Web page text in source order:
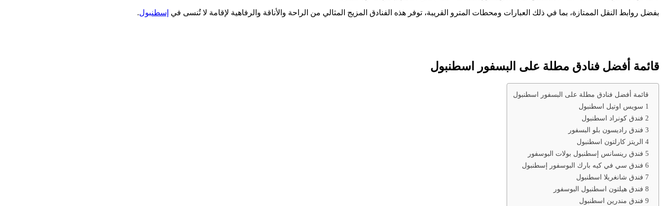
بفضل روابط النقل الممتازة، بما في ذلك العبارات ومحطات المترو القريبة، توفر هذه الفنادق المزيج المثالي من الراحة والأناقة والرفاهية لإقامة لا تُنسى في إسطنبول.
قائمة أفضل فنادق مطلة على البسفور اسطنبول
قائمة أفضل فنادق مطلة على البسفور اسطنبول
1 سويس اوتيل اسطنبول
2 فندق كونراد اسطنبول
3 فندق راديسون بلو البسفور
4 الريتز كارلتون اسطنبول
5 فندق رينسانس إسطنبول بولات البوسفور
6 فندق سي في كيه بارك البوسفور إسطنبول
7 فندق شانغريلا اسطنبول
8 فندق هيلتون اسطنبول البوسفور
9 فندق مندرين اسطنبول